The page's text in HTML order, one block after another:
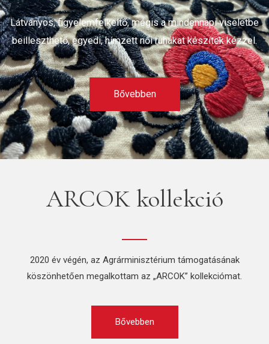
ARCOK kollekció
2020 év végén, az Agrárminisztérium támogatásának
köszönhetően megalkottam az „ARCOK” kollekciómat.
Bővebben
Látványos, figyelemfelkeltő, mégis a mindennapi viseletbe
beilleszthető, egyedi, hímzett női ruhákat készítek kézzel.
Bővebben